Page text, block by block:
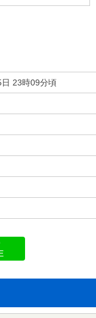
23時09分頃